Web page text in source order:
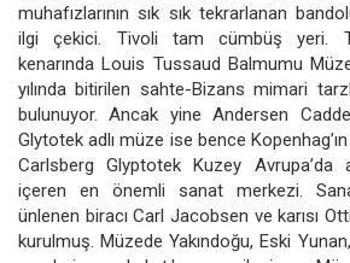
muhafızlarının sık sık tekrarlanan
ilgi çekici. Tivoli tam cümbüş yeri.
kenarında Louis Tussaud Balmumu
yılında bitirilen sahte-Bizans mimari
bulunuyor. Ancak yine Andersen
Glytotek adlı müze ise bence
Carlsberg Glyptotek Kuzey Avrupa’da
içeren en önemli sanat merkezi.
ünlenen biracı Carl Jacobsen ve karısı
kurulmuş. Müzede Yakındoğu, Eski